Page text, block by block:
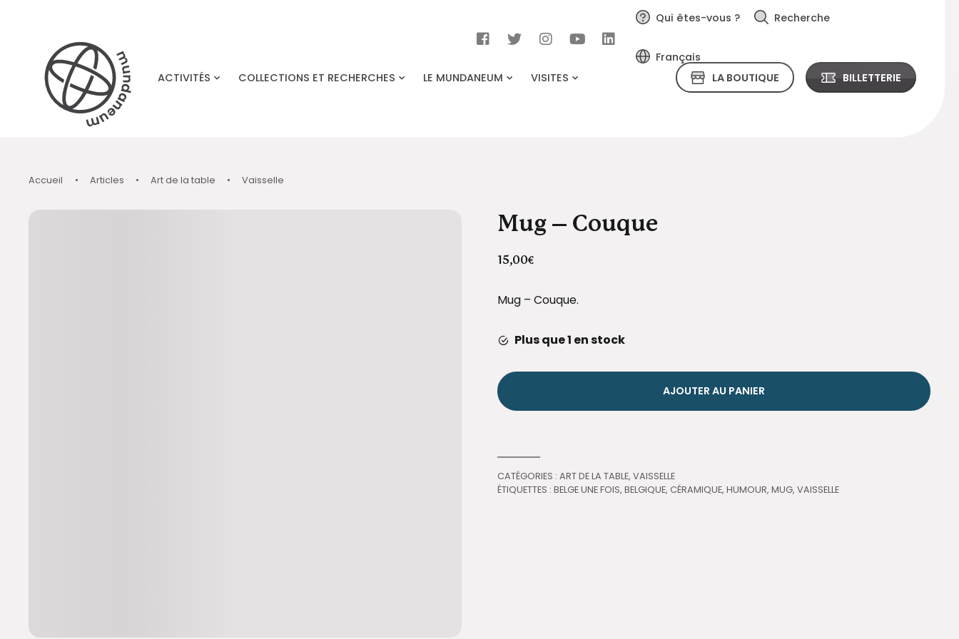
Qui êtes-vous ? Recherche
Français
ACTIVITÉS
COLLECTIONS ET RECHERCHES LE MUNDANEUM VISITES LA BOUTIQUE BILLETTERIE
Accueil • Articles • Art de la table • Vaisselle
Mug – Couque
15,00€
Mug – Couque.
Plus que 1 en stock
AJOUTER AU PANIER
CATÉGORIES :ART DE LA TABLE,VAISSELLE
ÉTIQUETTES :BELGE UNE FOIS,BELGIQUE,CÉRAMIQUE,HUMOUR,MUG,VAISSELLE